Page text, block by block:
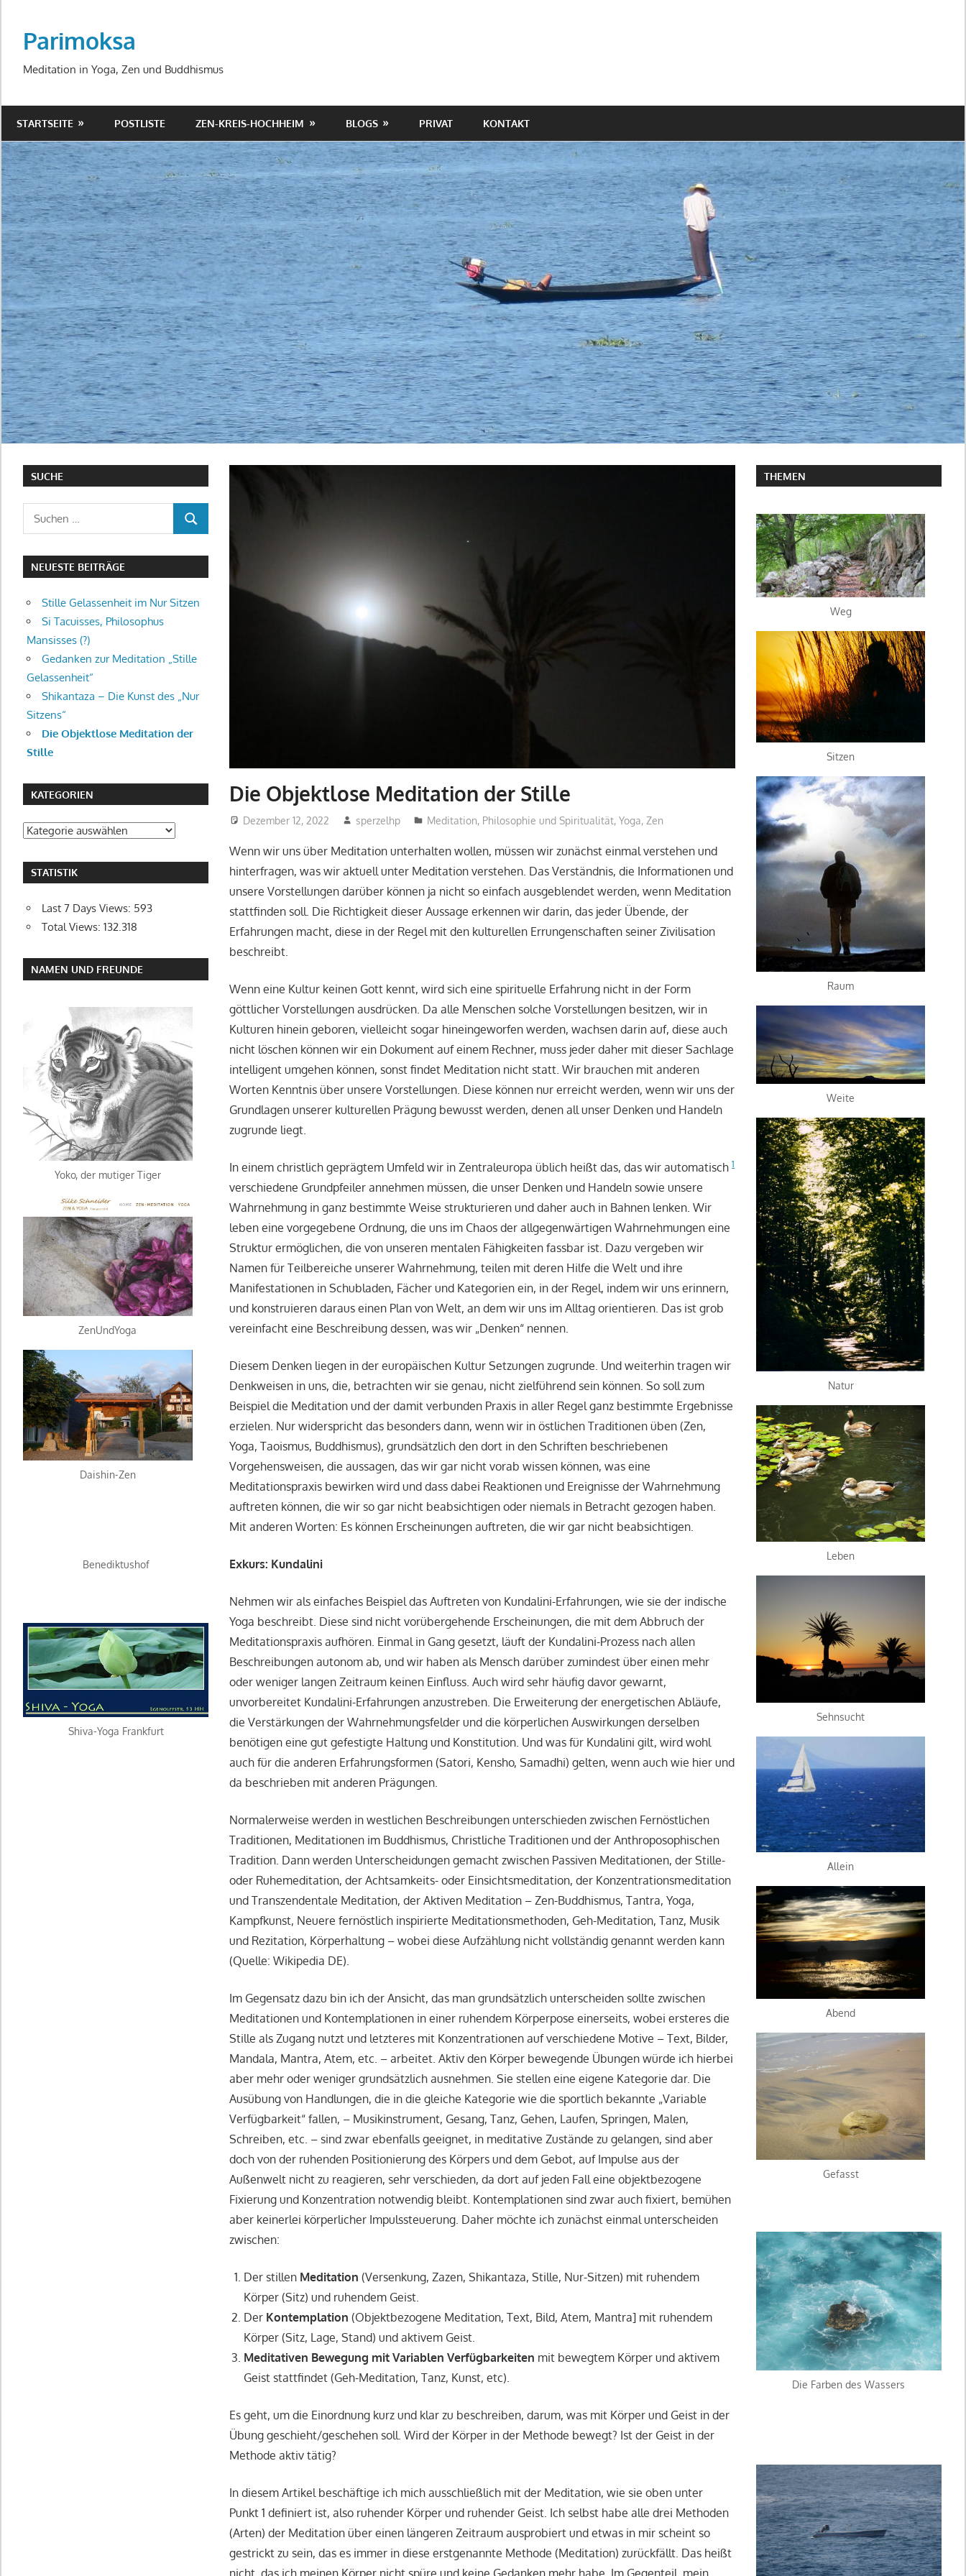
springenParimoksa
Meditation in Yoga, Zen und Buddhismus
STARTSEITE POSTLISTE ZEN-KREIS-HOCHHEIM BLOGS PRIVAT KONTAKT
Die Objektlose Meditation der Stille
Dezember 12, 2022 sperzelhp Meditation, Philosophie und Spiritualität, Yoga, Zen
Wenn wir uns über Meditation unterhalten wollen, müssen wir zunächst einmal verstehen und
hinterfragen, was wir aktuell unter Meditation verstehen. Das Verständnis, die Informationen und
unsere Vorstellungen darüber können ja nicht so einfach ausgeblendet werden, wenn Meditation
stattfinden soll. Die Richtigkeit dieser Aussage erkennen wir darin, das jeder Übende, der
Erfahrungen macht, diese in der Regel mit den kulturellen Errungenschaften seiner Zivilisation
beschreibt.
Wenn eine Kultur keinen Gott kennt, wird sich eine spirituelle Erfahrung nicht in der Form
göttlicher Vorstellungen ausdrücken. Da alle Menschen solche Vorstellungen besitzen, wir in
Kulturen hinein geboren, vielleicht sogar hineingeworfen werden, wachsen darin auf, diese auch
nicht löschen können wir ein Dokument auf einem Rechner, muss jeder daher mit dieser Sachlage
intelligent umgehen können, sonst findet Meditation nicht statt. Wir brauchen mit anderen
Worten Kenntnis über unsere Vorstellungen. Diese können nur erreicht werden, wenn wir uns der
Grundlagen unserer kulturellen Prägung bewusst werden, denen all unser Denken und Handeln
zugrunde liegt.
In einem christlich geprägtem Umfeld wir in Zentraleuropa üblich heißt das, das wir automatisch1
verschiedene Grundpfeiler annehmen müssen, die unser Denken und Handeln sowie unsere
Wahrnehmung in ganz bestimmte Weise strukturieren und daher auch in Bahnen lenken. Wir
leben eine vorgegebene Ordnung, die uns im Chaos der allgegenwärtigen Wahrnehmungen eine
Struktur ermöglichen, die von unseren mentalen Fähigkeiten fassbar ist. Dazu vergeben wir
Namen für Teilbereiche unserer Wahrnehmung, teilen mit deren Hilfe die Welt und ihre
Manifestationen in Schubladen, Fächer und Kategorien ein, in der Regel, indem wir uns erinnern,
und konstruieren daraus einen Plan von Welt, an dem wir uns im Alltag orientieren. Das ist grob
vereinfacht eine Beschreibung dessen, was wir „Denken“ nennen.
Diesem Denken liegen in der europäischen Kultur Setzungen zugrunde. Und weiterhin tragen wir
Denkweisen in uns, die, betrachten wir sie genau, nicht zielführend sein können. So soll zum
Beispiel die Meditation und der damit verbunden Praxis in aller Regel ganz bestimmte Ergebnisse
erzielen. Nur widerspricht das besonders dann, wenn wir in östlichen Traditionen üben (Zen,
Yoga, Taoismus, Buddhismus), grundsätzlich den dort in den Schriften beschriebenen
Vorgehensweisen, die aussagen, das wir gar nicht vorab wissen können, was eine
Meditationspraxis bewirken wird und dass dabei Reaktionen und Ereignisse der Wahrnehmung
auftreten können, die wir so gar nicht beabsichtigen oder niemals in Betracht gezogen haben.
Mit anderen Worten: Es können Erscheinungen auftreten, die wir gar nicht beabsichtigen.
Exkurs: Kundalini
Nehmen wir als einfaches Beispiel das Auftreten von Kundalini-Erfahrungen, wie sie der indische
Yoga beschreibt. Diese sind nicht vorübergehende Erscheinungen, die mit dem Abbruch der
Meditationspraxis aufhören. Einmal in Gang gesetzt, läuft der Kundalini-Prozess nach allen
Beschreibungen autonom ab, und wir haben als Mensch darüber zumindest über einen mehr
oder weniger langen Zeitraum keinen Einfluss. Auch wird sehr häufig davor gewarnt,
unvorbereitet Kundalini-Erfahrungen anzustreben. Die Erweiterung der energetischen Abläufe,
die Verstärkungen der Wahrnehmungsfelder und die körperlichen Auswirkungen derselben
benötigen eine gut gefestigte Haltung und Konstitution. Und was für Kundalini gilt, wird wohl
auch für die anderen Erfahrungsformen (Satori, Kensho, Samadhi) gelten, wenn auch wie hier und
da beschrieben mit anderen Prägungen.
Normalerweise werden in westlichen Beschreibungen unterschieden zwischen Fernöstlichen
Traditionen, Meditationen im Buddhismus, Christliche Traditionen und der Anthroposophischen
Tradition. Dann werden Unterscheidungen gemacht zwischen Passiven Meditationen, der Stille-
oder Ruhemeditation, der Achtsamkeits- oder Einsichtsmeditation, der Konzentrationsmeditation
und Transzendentale Meditation, der Aktiven Meditation – Zen-Buddhismus, Tantra, Yoga,
Kampfkunst, Neuere fernöstlich inspirierte Meditationsmethoden, Geh-Meditation, Tanz, Musik
und Rezitation, Körperhaltung – wobei diese Aufzählung nicht vollständig genannt werden kann
(Quelle: Wikipedia DE).
Im Gegensatz dazu bin ich der Ansicht, das man grundsätzlich unterscheiden sollte zwischen
Meditationen und Kontemplationen in einer ruhendem Körperpose einerseits, wobei ersteres die
Stille als Zugang nutzt und letzteres mit Konzentrationen auf verschiedene Motive – Text, Bilder,
Mandala, Mantra, Atem, etc. – arbeitet. Aktiv den Körper bewegende Übungen würde ich hierbei
aber mehr oder weniger grundsätzlich ausnehmen. Sie stellen eine eigene Kategorie dar. Die
Ausübung von Handlungen, die in die gleiche Kategorie wie die sportlich bekannte „Variable
Verfügbarkeit“ fallen, – Musikinstrument, Gesang, Tanz, Gehen, Laufen, Springen, Malen,
Schreiben, etc. – sind zwar ebenfalls geeignet, in meditative Zustände zu gelangen, sind aber
doch von der ruhenden Positionierung des Körpers und dem Gebot, auf Impulse aus der
Außenwelt nicht zu reagieren, sehr verschieden, da dort auf jeden Fall eine objektbezogene
Fixierung und Konzentration notwendig bleibt. Kontemplationen sind zwar auch fixiert, bemühen
aber keinerlei körperlicher Impulssteuerung. Daher möchte ich zunächst einmal unterscheiden
zwischen:
Der stillen Meditation (Versenkung, Zazen, Shikantaza, Stille, Nur-Sitzen) mit ruhendem
Körper (Sitz) und ruhendem Geist.
Der Kontemplation (Objektbezogene Meditation, Text, Bild, Atem, Mantra] mit ruhendem
Körper (Sitz, Lage, Stand) und aktivem Geist.
Meditativen Bewegung mit Variablen Verfügbarkeiten mit bewegtem Körper und aktivem
Geist stattfindet (Geh-Meditation, Tanz, Kunst, etc).
Es geht, um die Einordnung kurz und klar zu beschreiben, darum, was mit Körper und Geist in der
Übung geschieht/geschehen soll. Wird der Körper in der Methode bewegt? Ist der Geist in der
Methode aktiv tätig?
In diesem Artikel beschäftige ich mich ausschließlich mit der Meditation, wie sie oben unter
Punkt 1 definiert ist, also ruhender Körper und ruhender Geist. Ich selbst habe alle drei Methoden
(Arten) der Meditation über einen längeren Zeitraum ausprobiert und etwas in mir scheint so
gestrickt zu sein, das es immer in diese erstgenannte Methode (Meditation) zurückfällt. Das heißt
nicht, das ich meinen Körper nicht spüre und keine Gedanken mehr habe. Im Gegenteil, mein
SUCHE
Suchen
nach:
SUCHEN
NEUESTE BEITRÄGE
Stille Gelassenheit im Nur Sitzen
Si Tacuisses, Philosophus
Mansisses (?)
Gedanken zur Meditation „Stille
Gelassenheit“
Shikantaza – Die Kunst des „Nur
Sitzens“
Die Objektlose Meditation der
Stille
KATEGORIEN
Kategorien
STATISTIK
Last 7 Days Views: 593
Total Views: 132.318
NAMEN UND FREUNDE
Yoko, der mutiger Tiger
ZenUndYoga
Daishin-Zen
Benediktushof
Shiva-Yoga Frankfurt
THEMEN
Weg
Sitzen
Raum
Weite
Natur
Leben
Sehnsucht
Allein
Abend
Gefasst
Die Farben des Wassers